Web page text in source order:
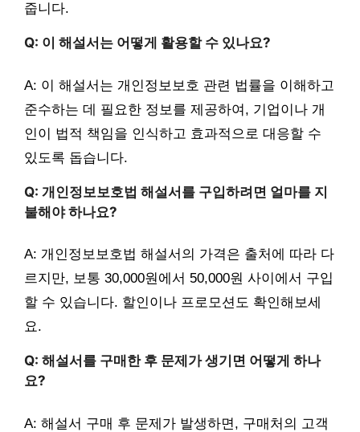
줍니다.
Q: 이 해설서는 어떻게 활용할 수 있나요?
A: 이 해설서는 개인정보보호 관련 법률을 이해하고
준수하는 데 필요한 정보를 제공하여, 기업이나 개
인이 법적 책임을 인식하고 효과적으로 대응할 수
있도록 돕습니다.
Q: 개인정보보호법 해설서를 구입하려면 얼마를 지
불해야 하나요?
A: 개인정보보호법 해설서의 가격은 출처에 따라 다
르지만, 보통 30,000원에서 50,000원 사이에서 구입
할 수 있습니다. 할인이나 프로모션도 확인해보세
요.
Q: 해설서를 구매한 후 문제가 생기면 어떻게 하나
요?
A: 해설서 구매 후 문제가 발생하면, 구매처의 고객